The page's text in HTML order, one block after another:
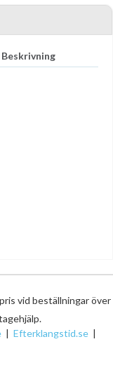
Beskrivning
vid beställningar över
| Efterklangstid.se |